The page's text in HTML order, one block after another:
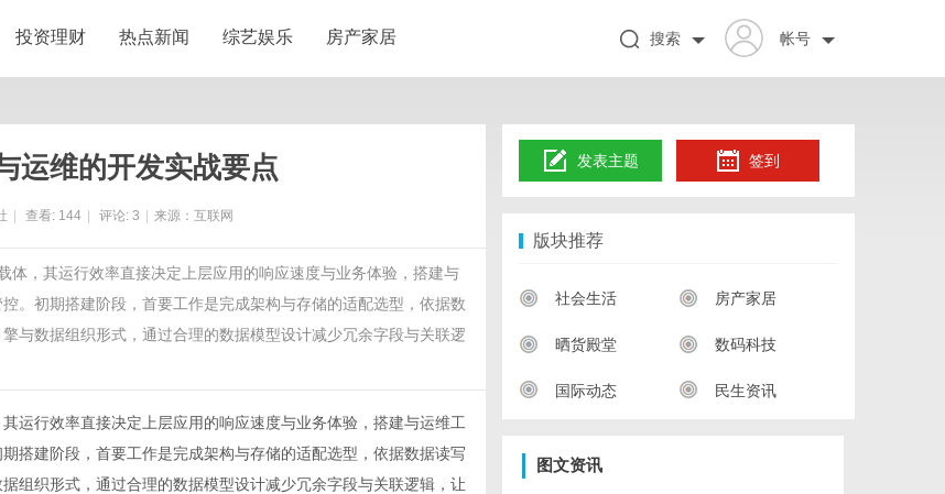
投资理财 热点新闻 综艺娱乐 房产家居 帐号
搜索
运维的开发实战要点
查看: 144 评论: 3 来源：互联网
，其运行效率直接决定上层应用的响应速度与业务体验，搭建与
。初期搭建阶段，首要工作是完成架构与存储的适配选型，依据数
与数据组织形式，通过合理的数据模型设计减少冗余字段与关联逻
运行效率直接决定上层应用的响应速度与业务体验，搭建与运维工
搭建阶段，首要工作是完成架构与存储的适配选型，依据数据读写
组织形式，通过合理的数据模型设计减少冗余字段与关联逻辑，让
发表主题 签到
版块推荐
社会生活 房产家居
晒货殿堂 数码科技
国际动态 民生资讯
图文资讯